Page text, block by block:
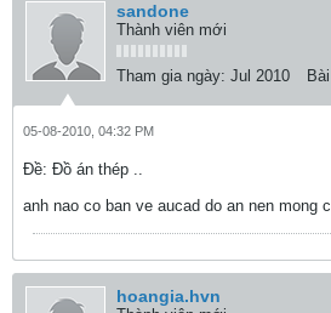
sandone
Thành viên mới
Tham gia ngày: Jul 2010
05-08-2010, 04:32 PM
Ðề: Đồ án thép ..
anh nao co ban ve aucad do an nen mong
hoangia.hvn